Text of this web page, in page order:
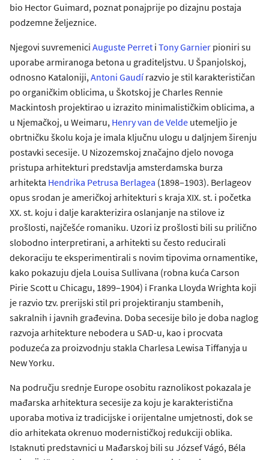
bio Hector Guimard, poznat ponajprije po dizajnu postaja
podzemne željeznice.
Njegovi suvremenici Auguste Perret i Tony Garnier pioniri su
uporabe armiranoga betona u graditeljstvu. U Španjolskoj,
odnosno Kataloniji, Antoni Gaudí razvio je stil karakterističan
po organičkim oblicima, u Škotskoj je Charles Rennie
Mackintosh projektirao u izrazito minimalističkim oblicima, a
u Njemačkoj, u Weimaru, Henry van de Velde utemeljio je
obrtničku školu koja je imala ključnu ulogu u daljnjem širenju
postavki secesije. U Nizozemskoj značajno djelo novoga
pristupa arhitekturi predstavlja amsterdamska burza
arhitekta Hendrika Petrusa Berlagea (1898–1903). Berlageov
opus srodan je američkoj arhitekturi s kraja XIX. st. i početka
XX. st. koju i dalje karakterizira oslanjanje na stilove iz
prošlosti, najčešće romaniku. Uzori iz prošlosti bili su prilično
slobodno interpretirani, a arhitekti su često reducirali
dekoraciju te eksperimentirali s novim tipovima ornamentike,
kako pokazuju djela Louisa Sullivana (robna kuća Carson
Pirie Scott u Chicagu, 1899–1904) i Franka Lloyda Wrighta koji
je razvio tzv. prerijski stil pri projektiranju stambenih,
sakralnih i javnih građevina. Doba secesije bilo je doba naglog
razvoja arhitekture nebodera u SAD-u, kao i procvata
poduzeća za proizvodnju stakla Charlesa Lewisa Tiffanyja u
New Yorku.
Na području srednje Europe osobitu raznolikost pokazala je
mađarska arhitektura secesije za koju je karakteristična
uporaba motiva iz tradicijske i orijentalne umjetnosti, dok se
dio arhitekata okrenuo modernističkoj redukciji oblika.
Istaknuti predstavnici u Mađarskoj bili su József Vágó, Béla